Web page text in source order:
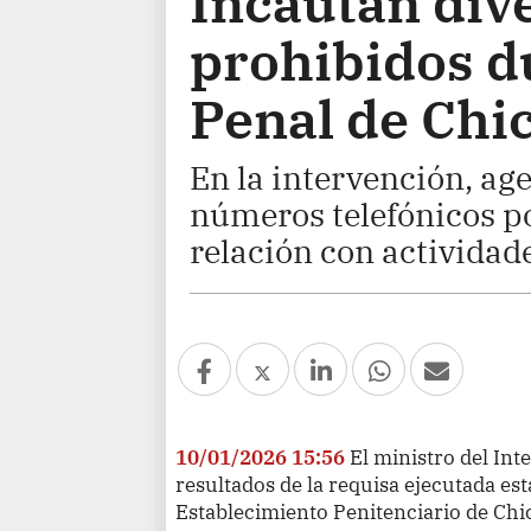
prohibidos
Penal de
En la intervención,
números telefónicos
relación con
10/01/2026 15:56 El ministro del
resultados de la requisa ejecutada
Establecimiento Penitenciario de